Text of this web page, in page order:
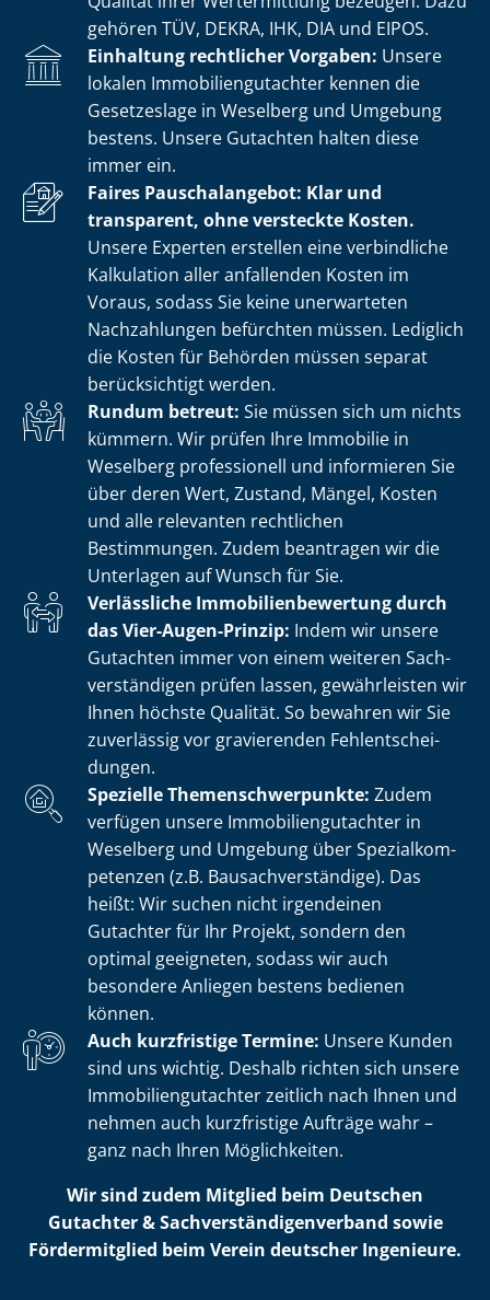
gehören TÜV, DEKRA, IHK, DIA und EIPOS.
Einhaltung rechtlicher Vorgaben: Unsere
lokalen Im­mo­bi­li­en­gut­ach­ter kennen die
Gesetzeslage in Weselberg und Umgebung
bestens. Unsere Gutachten halten diese
immer ein.
Faires Pauschalangebot: Klar und
transparent, ohne versteckte Kosten.
Unsere Experten erstellen eine verbindliche
Kalkulation aller anfallenden Kosten im
Voraus, sodass Sie keine unerwarteten
Nachzahlungen befürchten müssen. Lediglich
die Kosten für Behörden müssen separat
berücksichtigt werden.
Rundum betreut: Sie müssen sich um nichts
kümmern. Wir prüfen Ihre Immobilie in
Weselberg professionell und informieren Sie
über deren Wert, Zustand, Mängel, Kosten
und alle relevanten rechtlichen
Bestimmungen. Zudem beantragen wir die
Unterlagen auf Wunsch für Sie.
Verlässliche Im­mo­bi­li­en­be­wer­tung durch
das Vier-Augen-Prinzip: Indem wir unsere
Gutachten immer von einem weiteren Sach­
ver­stän­di­gen prüfen lassen, gewährleisten wir
Ihnen höchste Qualität. So bewahren wir Sie
zuverlässig vor gravierenden Fehl­ent­schei­
dun­gen.
Spezielle The­men­schwer­punk­te: Zudem
verfügen unsere Im­mo­bi­li­en­gut­ach­ter in
Weselberg und Umgebung über Spe­zi­al­kom­
pe­ten­zen (z.B. Bau­sach­ver­stän­di­ge). Das
heißt: Wir suchen nicht irgendeinen
Gutachter für Ihr Projekt, sondern den
optimal geeigneten, sodass wir auch
besondere Anliegen bestens bedienen
können.
Auch kurzfristige Termine: Unsere Kunden
sind uns wichtig. Deshalb richten sich unsere
Im­mo­bi­li­en­gut­ach­ter zeitlich nach Ihnen und
nehmen auch kurzfristige Aufträge wahr –
ganz nach Ihren Möglichkeiten.
Wir sind zudem Mitglied beim Deutschen
Gutachter & Sach­ver­stän­di­gen­ver­band sowie
Fördermitglied beim Verein deutscher Ingenieure.